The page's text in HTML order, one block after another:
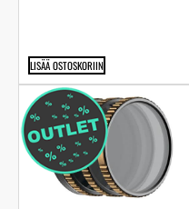
LISÄÄ OSTOSKORIIN